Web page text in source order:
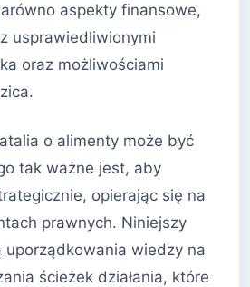
aspekty finansowe,
usprawiedliwionymi
oraz możliwościami
o alimenty może być
tak ważne jest, aby
opierając się na
prawnych. Niniejszy
uporządkowania wiedzy na
ścieżek działania, które